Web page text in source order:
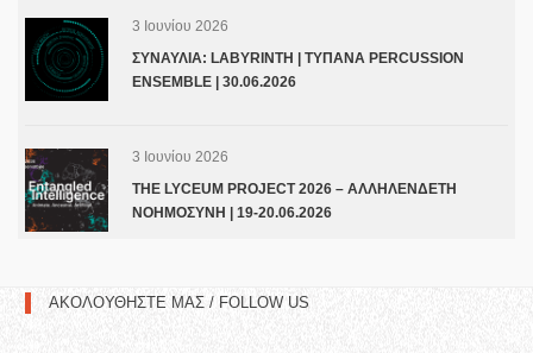
3 Ιουνίου 2026
ΣΥΝΑΥΛΙΑ: LABYRINTH | ΤΥΠΑΝΑ PERCUSSION
ENSEMBLE | 30.06.2026
3 Ιουνίου 2026
THE LYCEUM PROJECT 2026 – ΑΛΛΗΛΕΝΔΕΤΗ
ΝΟΗΜΟΣΥΝΗ | 19-20.06.2026
ΑΚΟΛΟΥΘΗΣΤΕ ΜΑΣ / FOLLOW US